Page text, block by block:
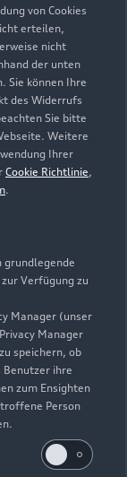
von Cookies
erteilen,
nicht
der unten
Sie können Ihre
des Widerrufs
Sie bitte
Weitere
Ihrer
Cookie Richtlinie,
.
grundlegende
Verfügung zu
Manager (unser
Manager
speichern, ob
Benutzer ihre
zum Ensighten
Person
und